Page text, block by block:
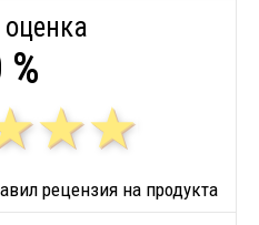
%
рецензия на продукта